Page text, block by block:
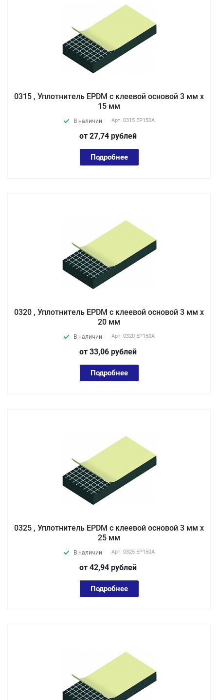
0315 , Уплотнитель EPDM с клеевой основой 3 мм х
15 мм
В наличии Арт. 0315 EP150А
от 27,74 рублей
Подробнее
0320 , Уплотнитель EPDM с клеевой основой 3 мм х
20 мм
В наличии Арт. 0320 EP150А
от 33,06 рублей
Подробнее
0325 , Уплотнитель EPDM с клеевой основой 3 мм х
25 мм
В наличии Арт. 0325 EP150А
от 42,94 рублей
Подробнее